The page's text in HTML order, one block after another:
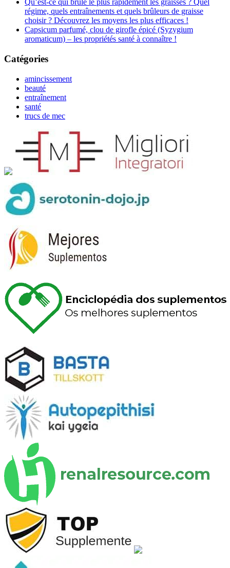
Qu’est-ce qui brûle le plus rapidement les graisses ? Quel
régime, quels entraînements et quels brûleurs de graisse
choisir ? Découvrez les moyens les plus efficaces !
Capsicum parfumé, clou de girofle épicé (Syzygium
aromaticum) – les propriétés santé à connaître !
Catégories
amincissement
beauté
entraînement
santé
trucs de mec